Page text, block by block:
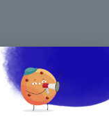
par jour, plus